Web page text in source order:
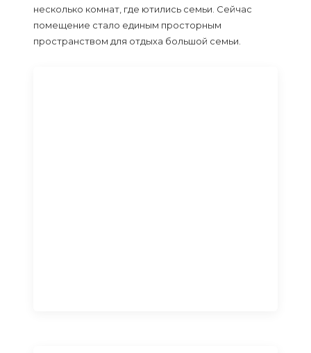
несколько комнат, где ютились семьи. Сейчас
помещение стало единым просторным
пространством для отдыха большой семьи.